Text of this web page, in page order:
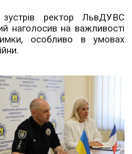
зустрів ректор ЛьвДУВС
наголосив на важливості
особливо в умовах